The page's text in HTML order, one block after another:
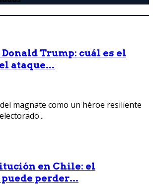
Trump: cuál es el
ataque...
magnate como un héroe resiliente
en Chile: el
perder...